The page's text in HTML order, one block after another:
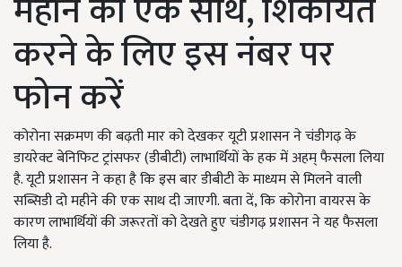
करने के लिए इस नंबर पर
फोन करें
कोरोना सक्रमण की बढ़ती मार को देखकर यूटी प्रशासन ने चंडीगढ़ के
डायरेक्ट बेनिफिट ट्रांसफर (डीबीटी) लाभार्थियों के हक में अहम् फैसला लिया
है. यूटी प्रशासन ने कहा है कि इस बार डीबीटी के माध्यम से मिलने वाली
सब्सिडी दो महीने की एक साथ दी जाएगी. बता दें, कि कोरोना वायरस के
कारण लाभार्थियों की जरूरतों को देखते हुए चंडीगढ़ प्रशासन ने यह फैसला
लिया है.